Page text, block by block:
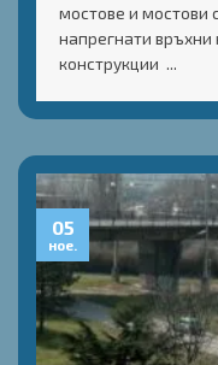
мостове и мостови
напрегнати връхни
конструкции ...
05
ное.